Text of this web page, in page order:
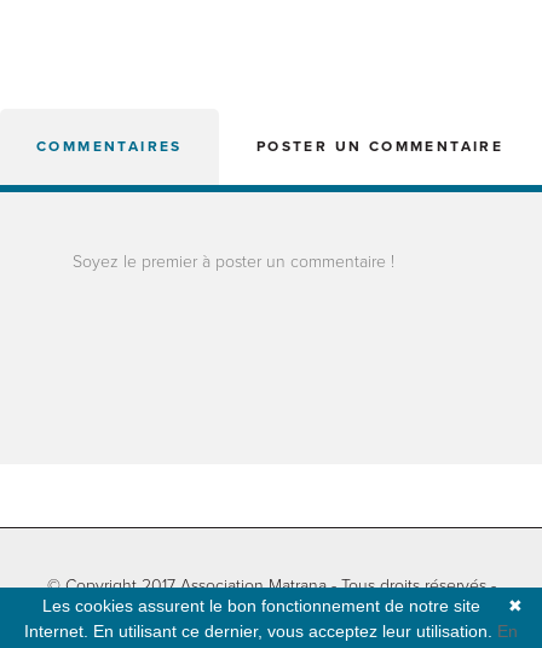
COMMENTAIRES POSTER UN COMMENTAIRE
Soyez le premier à poster un commentaire !
© Copyright 2017 Association Matrana - Tous droits réservés -
Informations légales- Plan du site- Développé parNatural-net
✖
Les cookies assurent le bon fonctionnement de notre site
Internet. En utilisant ce dernier, vous acceptez leur utilisation. En